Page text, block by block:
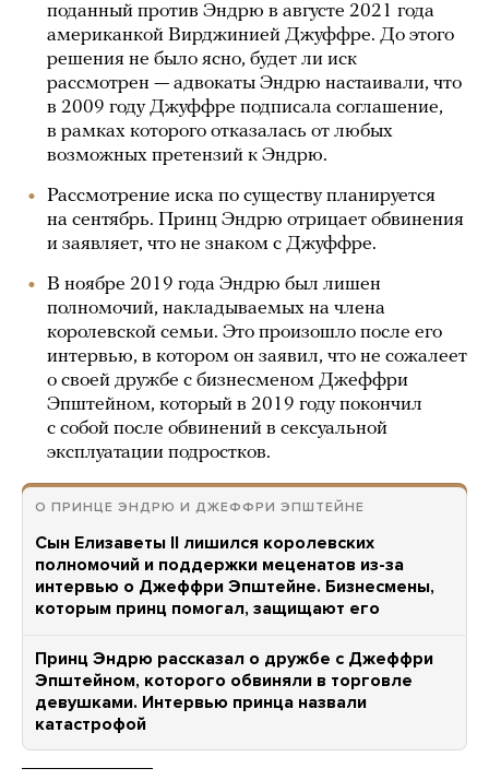
поданный против Эндрю в августе 2021 года
американкой Вирджинией Джуффре. До этого
решения не было ясно, будет ли иск
рассмотрен — адвокаты Эндрю настаивали, что
в 2009 году Джуффре подписала соглашение,
в рамках которого отказалась от любых
возможных претензий к Эндрю.
Рассмотрение иска по существу планируется
на сентябрь. Принц Эндрю отрицает обвинения
и заявляет, что не знаком с Джуффре.
В ноябре 2019 года Эндрю был лишен
полномочий, накладываемых на члена
королевской семьи. Это произошло после его
интервью, в котором он заявил, что не сожалеет
о своей дружбе с бизнесменом Джеффри
Эпштейном, который в 2019 году покончил
с собой после обвинений в сексуальной
эксплуатации подростков.
О ПРИНЦЕ ЭНДРЮ И ДЖЕФФРИ ЭПШТЕЙНЕ
Сын Елизаветы II лишился королевских
полномочий и поддержки меценатов из-за
интервью о Джеффри Эпштейне. Бизнесмены,
которым принц помогал, защищают его
Принц Эндрю рассказал о дружбе с Джеффри
Эпштейном, которого обвиняли в торговле
девушками. Интервью принца назвали
катастрофой